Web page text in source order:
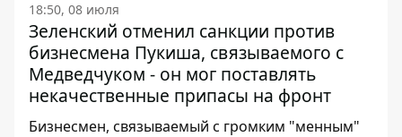
18:50, 08 июля
Зеленский отменил санкции против
бизнесмена Пукиша, связываемого с
Медведчуком - он мог поставлять
некачественные припасы на фронт
Бизнесмен, связываемый с громким "менным"